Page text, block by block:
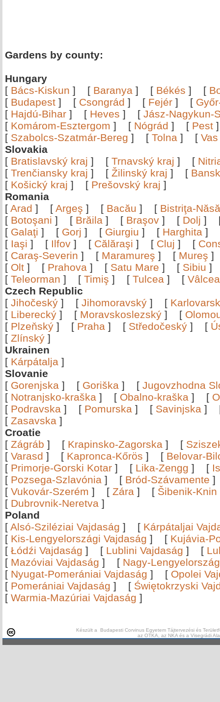
Gardens by county:
Hungary
[ Bács-Kiskun ] [ Baranya ] [ Békés ] [
[ Budapest ] [ Csongrád ] [ Fejér ] [
[ Hajdú-Bihar ] [ Heves ] [ Jász-Nagykun-
[ Komárom-Esztergom ] [ Nógrád ] [ Pest
[ Szabolcs-Szatmár-Bereg ] [ Tolna ] [ Vas
Slovakia
[ Bratislavský kraj ] [ Trnavský kraj ] [
[ Trenčiansky kraj ] [ Žilinský kraj ] [
[ Košický kraj ] [ Prešovský kraj ]
Romania
[ Arad ] [ Argeş ] [ Bacău ] [ Bistriţa-
[ Botoşani ] [ Brăila ] [ Braşov ] [ Dolj ]
[ Galaţi ] [ Gorj ] [ Giurgiu ] [ Harghita ]
[ Iaşi ] [ Ilfov ] [ Călăraşi ] [ Cluj ] [
[ Caraş-Severin ] [ Maramureş ] [ Mureş
[ Olt ] [ Prahova ] [ Satu Mare ] [ Sibiu
[ Teleorman ] [ Timiş ] [ Tulcea ] [
Czech Republic
[ Jihočeský ] [ Jihomoravský ] [
[ Liberecký ] [ Moravskoslezský ] [
[ Plzeňský ] [ Praha ] [ Středočeský ] [
[ Zlínský ]
Ukrainen
[ Kárpátalja ]
Slovanie
[ Gorenjska ] [ Goriška ] [ Jugovzhodna
[ Notranjsko-kraška ] [ Obalno-kraška ] [
[ Podravska ] [ Pomurska ] [ Savinjska ]
[ Zasavska ]
Croatie
[ Zágráb ] [ Krapinsko-Zagorska ] [
[ Varasd ] [ Kapronca-Kőrös ] [ Belovar-
[ Primorje-Gorski Kotar ] [ Lika-Zengg ] [
[ Pozsega-Szlavónia ] [ Bród-Szávamente
[ Vukovár-Szerém ] [ Zára ] [ Šibenik-Knin
[ Dubrovnik-Neretva ]
Poland
[ Alsó-Sziléziai Vajdaság ] [ Kárpátaljai
[ Kis-Lengyelországi Vajdaság ] [ Kujávia-
[ Łódźi Vajdaság ] [ Lublini Vajdaság ] [
[ Mazóviai Vajdaság ] [ Nagy-
[ Nyugat-Pomerániai Vajdaság ] [ Opolei
[ Pomerániai Vajdaság ] [ Świętokrzyski
[ Warmia-Mazúriai Vajdaság ]
Készült a Budapesti Corvinus Egyetem Tájtervezési és
az OTKA, az NKA és a Visegrádi